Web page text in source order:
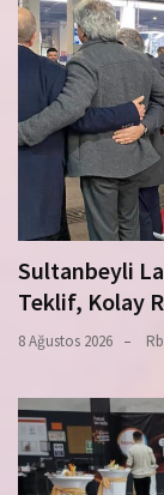
Sultanbeyli
Teklif, Kolay
8 Ağustos 2026